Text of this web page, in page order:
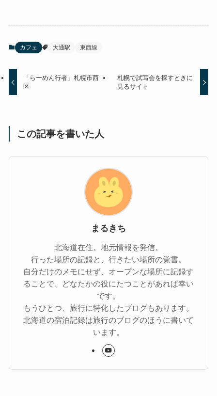
カフェ 大通駅 東西線
「らーめん行者」札幌市西
区
札幌で試写会を探すときに
見るサイト
この記事を書いた人
まるきち
北海道在住。地元情報を発信。
行った場所の記録と、行きたい場所の覚書。
自分だけのメモにせず、オープンな場所に記録す
ることで、どなたかの役にたつことがあれば幸い
です。
もうひとつ、旅行に特化したブログもあります。
北海道の宿泊記録は旅行のブログのほうに書いて
います。